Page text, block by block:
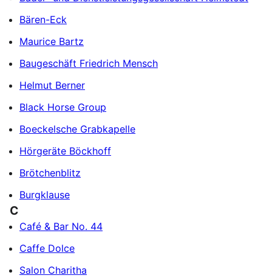
Bären-Eck
Maurice Bartz
Baugeschäft Friedrich Mensch
Helmut Berner
Black Horse Group
Boeckelsche Grabkapelle
Hörgeräte Böckhoff
Brötchenblitz
Burgklause
C
Café & Bar No. 44
Caffe Dolce
Salon Charitha